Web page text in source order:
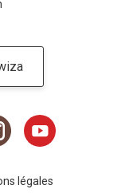
légales